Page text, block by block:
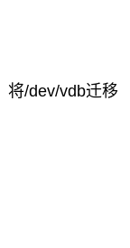
将/dev/vdb迁移